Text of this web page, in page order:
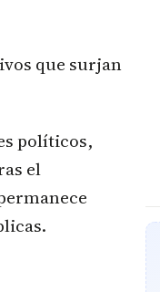
que surjan
políticos,
el